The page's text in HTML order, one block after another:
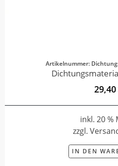
Artikelnummer:
inkl. 20 %
zzgl.
IN DEN